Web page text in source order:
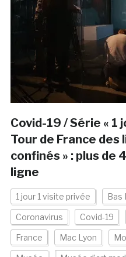
Covid-19 / Série « 1
Tour de France
confinés » : plus de
ligne
1 jour 1 visite privée Bas
Coronavirus Covid-19
France Mac Lyon